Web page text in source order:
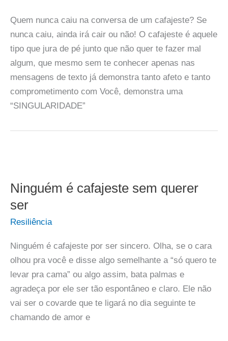
Quem nunca caiu na conversa de um cafajeste? Se
nunca caiu, ainda irá cair ou não! O cafajeste é aquele
tipo que jura de pé junto que não quer te fazer mal
algum, que mesmo sem te conhecer apenas nas
mensagens de texto já demonstra tanto afeto e tanto
comprometimento com Você, demonstra uma
“SINGULARIDADE”
Ninguém é cafajeste sem querer
ser
Resiliência
Ninguém é cafajeste por ser sincero. Olha, se o cara
olhou pra você e disse algo semelhante a “só quero te
levar pra cama” ou algo assim, bata palmas e
agradeça por ele ser tão espontâneo e claro. Ele não
vai ser o covarde que te ligará no dia seguinte te
chamando de amor e